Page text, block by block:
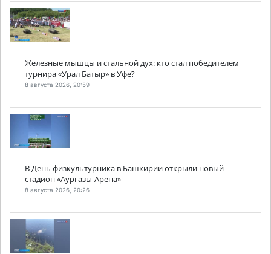
Железные мышцы и стальной дух: кто стал победителем
турнира «Урал Батыр» в Уфе?
8 августа 2026, 20:59
В День физкультурника в Башкирии открыли новый
стадион «Аургазы-Арена»
8 августа 2026, 20:26